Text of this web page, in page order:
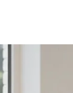
vous sécurisez le résultat.